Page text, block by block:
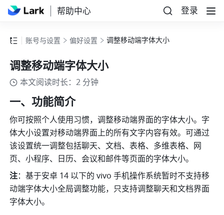
帮助中心 登录
账号与设置 偏好设置 调整移动端字体大小
调整移动端字体大小
本文阅读时长：2 分钟
一、功能简介
你可按照个人使用习惯，调整移动端界面的字体大小。字
体大小设置对移动端界面上的所有文字内容有效。可通过
该设置统一调整包括聊天、文档、表格、多维表格、网
页、小程序、日历、会议和邮件等页面的字体大小。
注：基于安卓 14 以下的 vivo 手机操作系统暂时不支持移
动端字体大小全局调整功能，只支持调整聊天和文档界面
字体大小。